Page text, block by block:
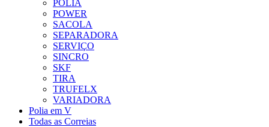
POLIA
POWER
SACOLA
SEPARADORA
SERVIÇO
SINCRO
SKF
TIRA
TRUFELX
VARIADORA
Polia em V
Todas as Correias